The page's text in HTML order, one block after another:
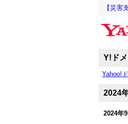
【災害
Y!ド
Yahoo!
2024
2024年